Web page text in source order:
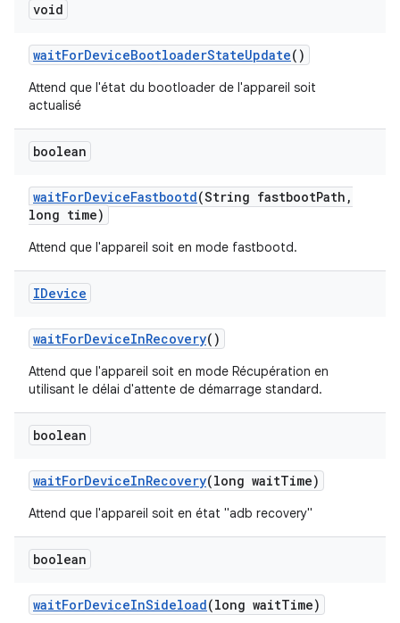
void
waitForDeviceBootloaderStateUpdate()
Attend que l'état du bootloader de l'appareil soit
actualisé
boolean
waitForDeviceFastbootd(String fastbootPath ,
long time)
Attend que l'appareil soit en mode fastbootd.
IDevice
waitForDeviceInRecovery()
Attend que l'appareil soit en mode Récupération en
utilisant le délai d'attente de démarrage standard.
boolean
waitForDeviceInRecovery(long waitTime)
Attend que l'appareil soit en état "adb recovery"
boolean
waitForDeviceInSideload(long waitTime)